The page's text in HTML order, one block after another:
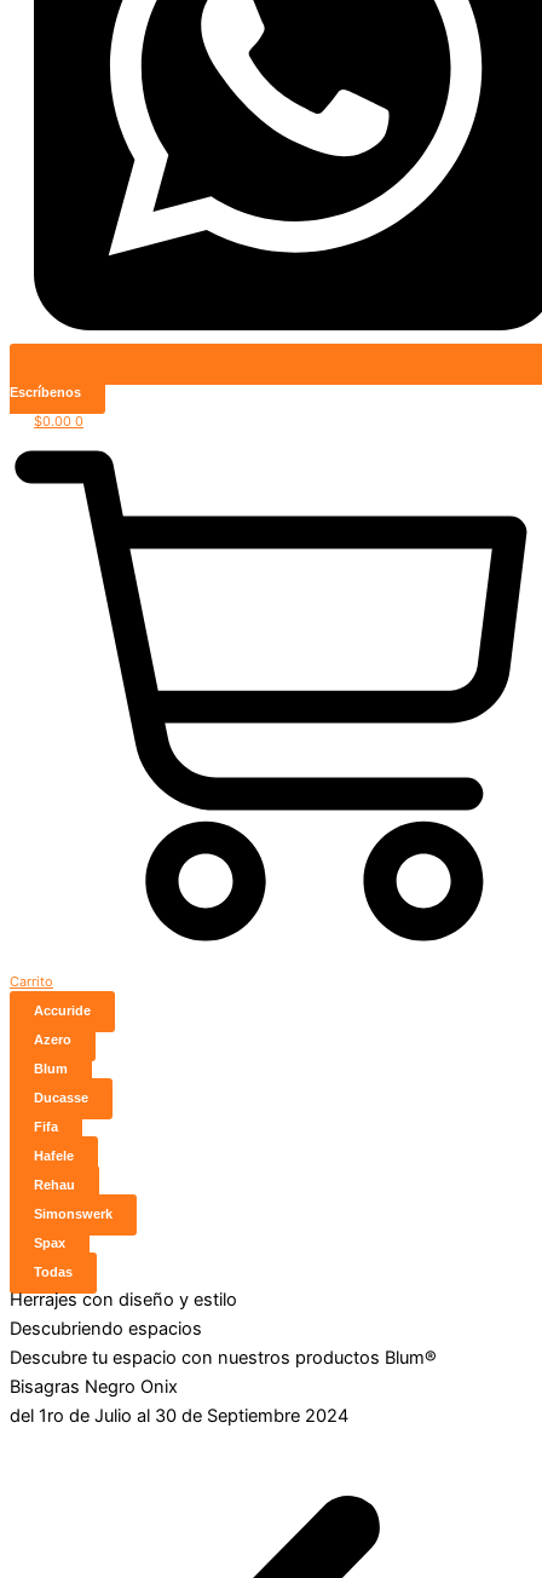
Escríbenos
$0.00 0
Carrito
Accuride
Azero
Blum
Ducasse
Fifa
Hafele
Rehau
Simonswerk
Spax
Todas
Herrajes con diseño y estilo
Descubriendo espacios
Descubre tu espacio con nuestros productos Blum®
Bisagras Negro Onix
del 1ro de Julio al 30 de Septiembre 2024